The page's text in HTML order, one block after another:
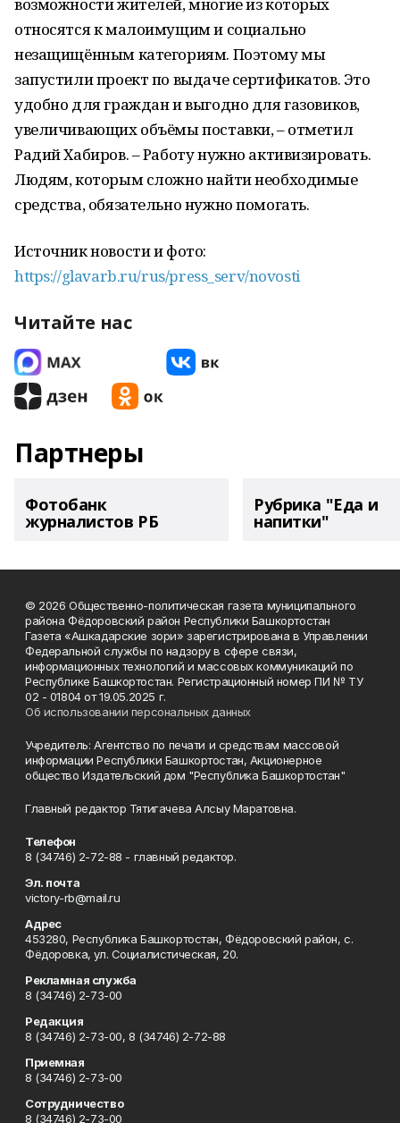
относятся к малоимущим и социально
незащищённым категориям. Поэтому мы
запустили проект по выдаче сертификатов. Это
удобно для граждан и выгодно для газовиков,
увеличивающих объёмы поставки, – отметил
Радий Хабиров. – Работу нужно активизировать.
Людям, которым сложно найти необходимые
средства, обязательно нужно помогать.
Источник новости и фото:
https://glavarb.ru/rus/press_serv/novosti
Читайте нас
Партнеры
Фотобанк
журналистов РБ
Рубрика "Еда и
напитки"
© 2026 Общественно-политическая газета муниципального
района Фёдоровский район Республики Башкортостан
Газета «Ашкадарские зори» зарегистрирована в Управлении
Федеральной службы по надзору в сфере связи,
информационных технологий и массовых коммуникаций по
Республике Башкортостан. Регистрационный номер ПИ № ТУ
02 - 01804 от 19.05.2025 г.
Об использовании персональных данных
Учредитель: Агентство по печати и средствам массовой
информации Республики Башкортостан, Акционерное
общество Издательский дом "Республика Башкортостан"
Главный редактор Тятигачева Алсыу Маратовна.
Телефон
8 (34746) 2-72-88 - главный редактор.
Эл. почта
victory-rb@mail.ru
Адрес
453280, Республика Башкортостан, Фёдоровский район, с.
Фёдоровка, ул. Социалистическая, 20.
Рекламная служба
8 (34746) 2-73-00
Редакция
8 (34746) 2-73-00, 8 (34746) 2-72-88
Приемная
8 (34746) 2-73-00
Сотрудничество
8 (34746) 2-73-00